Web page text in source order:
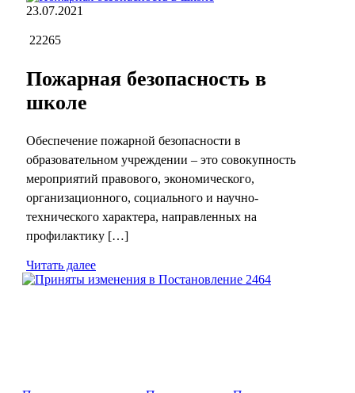
23.07.2021
22265
Пожарная безопасность в
школе
Обеспечение пожарной безопасности в
образовательном учреждении – это совокупность
мероприятий правового, экономического,
организационного, социального и научно-
технического характера, направленных на
профилактику […]
Читать далее